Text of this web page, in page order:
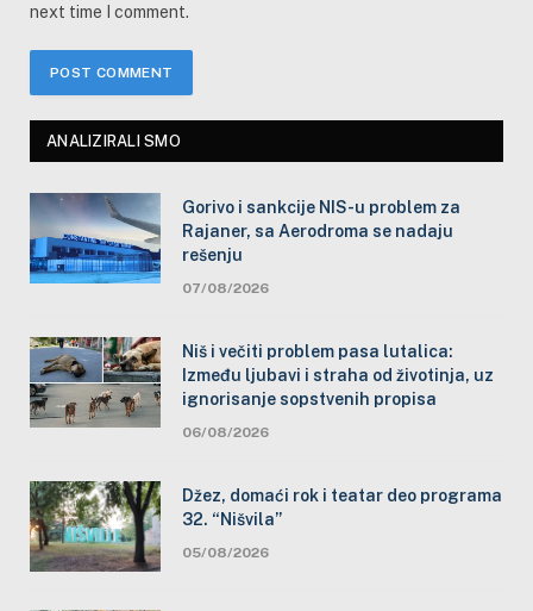
next time I comment.
ANALIZIRALI SMO
Gorivo i sankcije NIS-u problem za
Rajaner, sa Aerodroma se nadaju
rešenju
07/08/2026
Niš i večiti problem pasa lutalica:
Između ljubavi i straha od životinja, uz
ignorisanje sopstvenih propisa
06/08/2026
Džez, domaći rok i teatar deo programa
32. “Nišvila”
05/08/2026